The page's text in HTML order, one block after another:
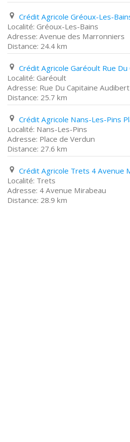
Gréoux-Les-Bains
Avenue des Marronniers
24.4 km
Garéoult
Rue Du Capitaine Audibert
25.7 km
Nans-Les-Pins
Place de Verdun
27.6 km
Trets
4 Avenue Mirabeau
28.9 km